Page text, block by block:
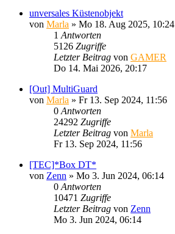
unversales Küstenobjekt
von Marla » Mo 18. Aug 2025, 10:24
1 Antworten
5126 Zugriffe
Letzter Beitrag von GAMER
Do 14. Mai 2026, 20:17
[Out] MultiGuard
von Marla » Fr 13. Sep 2024, 11:56
0 Antworten
24292 Zugriffe
Letzter Beitrag von Marla
Fr 13. Sep 2024, 11:56
[TEC]*Box DT*
von Zenn » Mo 3. Jun 2024, 06:14
0 Antworten
10471 Zugriffe
Letzter Beitrag von Zenn
Mo 3. Jun 2024, 06:14